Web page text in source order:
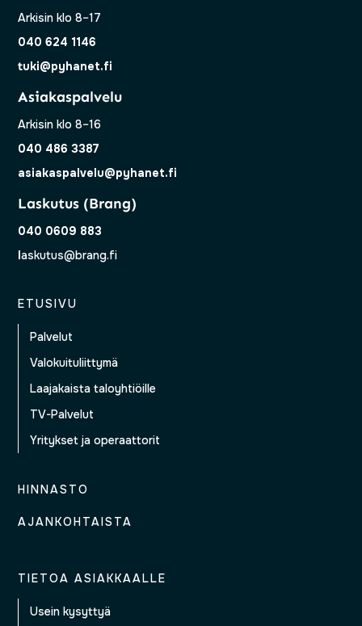
Arkisin klo 8–17
040 624 1146
tuki@pyhanet.fi
Asiakaspalvelu
Arkisin klo 8–16
040 486 3387
asiakaspalvelu@pyhanet.fi
Laskutus (Brang)
040 0609 883
laskutus@brang.fi
ETUSIVU
Palvelut
Valokuituliittymä
Laajakaista taloyhtiöille
TV-Palvelut
Yritykset ja operaattorit
HINNASTO
AJANKOHTAISTA
TIETOA ASIAKKAALLE
Usein kysyttyä